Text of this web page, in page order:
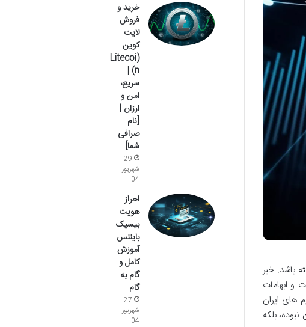
باشد. خبر
و ابهامات
های ایران
بلکه
خرید و
فروش
لایت
کوین
(Litecoi
n) |
سریع،
امن و
ارزان |
[نام
صرافی
شما]
29
شهریور
04
احراز
هویت
بیسیک
بایننس –
آموزش
کامل و
گام به
گام
27
شهریور
04